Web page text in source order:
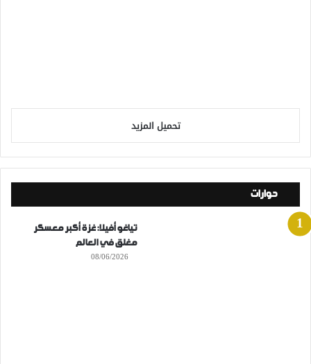
تحميل المزيد
حوارات
تياغو أفيلا: غزة أكبر معسكر
مغلق في العالم
08/06/2026